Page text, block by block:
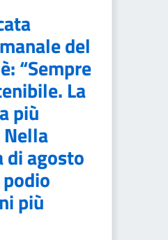
del
“Sempre
La
più
di agosto
più